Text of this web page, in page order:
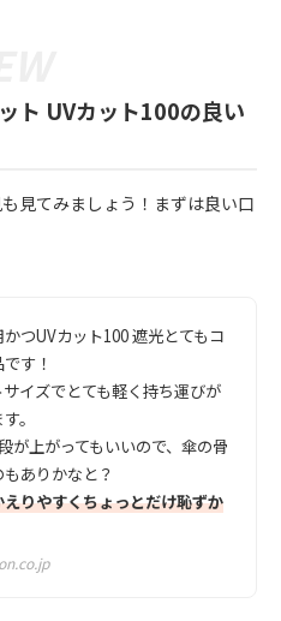
ト UVカット100の良い
見てみましょう！まずは良い口
つUVカット100 遮光とてもコ
す！
イズでとても軽く持ち運びが
。
が上がってもいいので、傘の骨
ありかなと？
りやすくちょっとだけ恥ずか